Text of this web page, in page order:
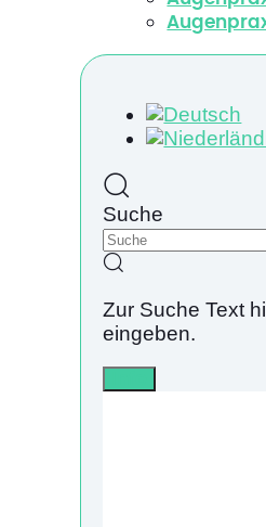
Suche
Zur Suche Text
eingeben.